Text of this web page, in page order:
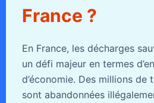
France ?
En France, les décharges
un défi majeur en termes
d’économie. Des millions de
sont abandonnées